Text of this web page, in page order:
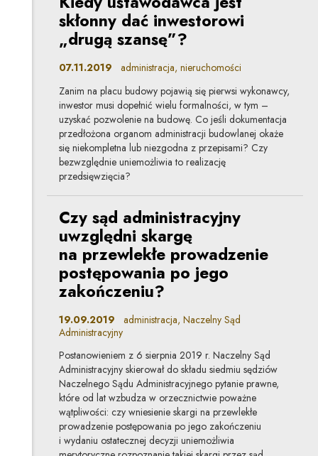
skłonny dać inwestorowi
„drugą szansę”?
07.11.2019 administracja, nieruchomości
Zanim na placu budowy pojawią się pierwsi wykonawcy,
inwestor musi dopełnić wielu formalności, w tym –
uzyskać pozwolenie na budowę. Co jeśli dokumentacja
przedłożona organom administracji budowlanej okaże
się niekompletna lub niezgodna z przepisami? Czy
bezwzględnie uniemożliwia to realizację
przedsięwzięcia?
Czy sąd administracyjny
uwzględni skargę
na przewlekłe prowadzenie
postępowania po jego
zakończeniu?
19.09.2019 administracja, Naczelny Sąd
Administracyjny
Postanowieniem z 6 sierpnia 2019 r. Naczelny Sąd
Administracyjny skierował do składu siedmiu sędziów
Naczelnego Sądu Administracyjnego pytanie prawne,
które od lat wzbudza w orzecznictwie poważne
wątpliwości: czy wniesienie skargi na przewlekłe
prowadzenie postępowania po jego zakończeniu
i wydaniu ostatecznej decyzji uniemożliwia